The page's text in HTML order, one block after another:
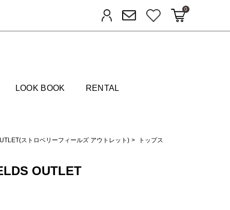
ログイン メルマガ登録お気に入りカートに入れる
0
LOOK BOOK RENTAL
ストロベリーフィールズ アウトレット) トップス
OUTLET